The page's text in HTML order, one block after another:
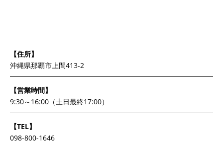
【住所】
沖縄県那覇市上間413-2
【営業時間】
9:30～16:00（土日最終17:00）
【TEL】
098-800-1646